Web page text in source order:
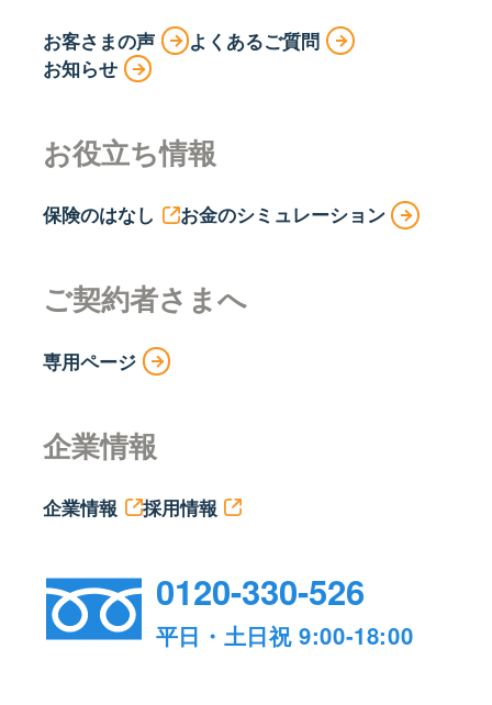
お客さまの声
よくあるご質問
お知らせ
お役立ち情報
保険のはなし お金のシミュレーション
ご契約者さまへ
専用ページ
企業情報
企業情報 採用情報
0120-330-526
平日・土日祝 9:00-18:00